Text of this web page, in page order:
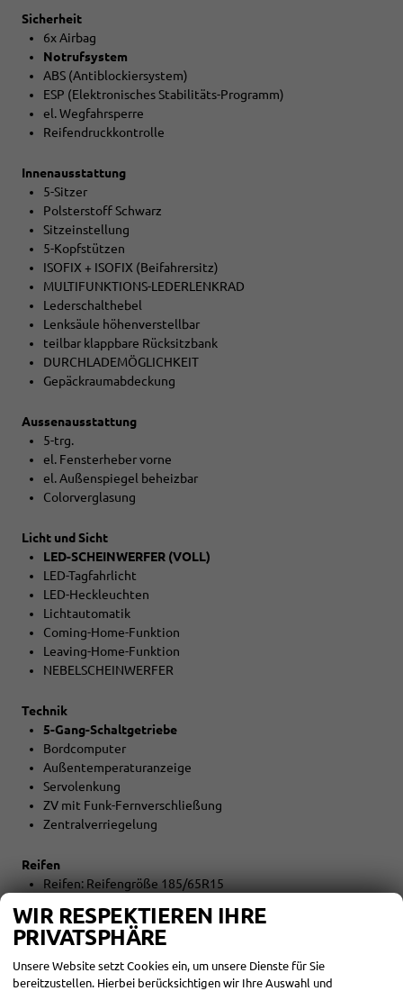
Sicherheit
6x Airbag
Notrufsystem
ABS (Antiblockiersystem)
ESP (Elektronisches Stabilitäts-Programm)
el. Wegfahrsperre
Reifendruckkontrolle
Innenausstattung
5-Sitzer
Polsterstoff Schwarz
Sitzeinstellung
5-Kopfstützen
ISOFIX + ISOFIX (Beifahrersitz)
MULTIFUNKTIONS-LEDERLENKRAD
Lederschalthebel
Lenksäule höhenverstellbar
teilbar klappbare Rücksitzbank
DURCHLADEMÖGLICHKEIT
Gepäckraumabdeckung
Aussenausstattung
5-trg.
el. Fensterheber vorne
el. Außenspiegel beheizbar
Colorverglasung
Licht und Sicht
LED-SCHEINWERFER (VOLL)
LED-Tagfahrlicht
LED-Heckleuchten
Lichtautomatik
Coming-Home-Funktion
Leaving-Home-Funktion
NEBELSCHEINWERFER
Technik
5-Gang-Schaltgetriebe
Bordcomputer
Außentemperaturanzeige
Servolenkung
ZV mit Funk-Fernverschließung
Zentralverriegelung
Reifen
Reifen: Reifengröße 185/65R15
Umwelt
Abgaskonzept EU6EB
START-STOPP-Automatik
WIR RESPEKTIEREN IHRE
PRIVATSPHÄRE
Unsere Website setzt Cookies ein, um unsere Dienste für Sie
bereitzustellen. Hierbei berücksichtigen wir Ihre Auswahl und